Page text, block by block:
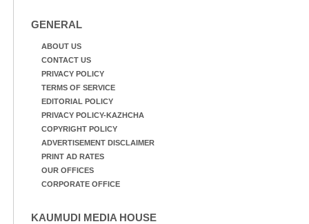
GENERAL
ABOUT US
CONTACT US
PRIVACY POLICY
TERMS OF SERVICE
EDITORIAL POLICY
PRIVACY POLICY-KAZHCHA
COPYRIGHT POLICY
ADVERTISEMENT DISCLAIMER
PRINT AD RATES
OUR OFFICES
CORPORATE OFFICE
KAUMUDI MEDIA HOUSE